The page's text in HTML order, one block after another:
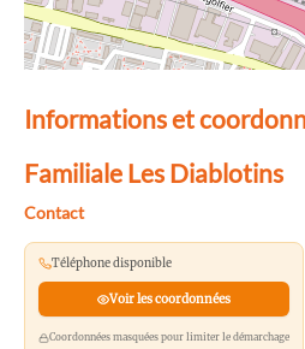
Informations et
Familiale Les Diablotins
Contact
Téléphone disponible
Voir les coordonnées
Coordonnées masquées pour limiter le démarchage